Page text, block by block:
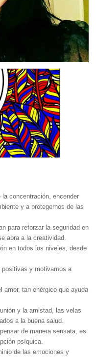
concentración, encender
y a protegernos de las
para reforzar la seguridad en
abra a la creatividad.
en todos los niveles, desde
y motivarnos a
tan enérgico que ayuda
y la amistad, las velas
a la buena salud.
de manera sensata, es
psíquica.
de las emociones y